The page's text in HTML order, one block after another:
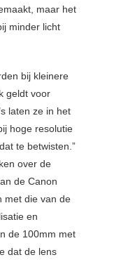
maar het
minder licht
bij kleinere
geldt voor
laten ze in het
hoge resolutie
te betwisten.”
over de
de Canon
met die van de
en
de 100mm met
dat de lens